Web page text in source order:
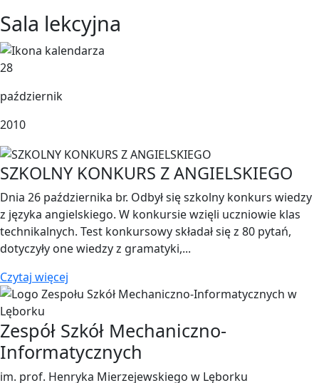
Sala lekcyjna
28
październik
2010
SZKOLNY KONKURS Z ANGIELSKIEGO
Dnia 26 października br. Odbył się szkolny konkurs wiedzy
z języka angielskiego. W konkursie wzięli uczniowie klas
technikalnych. Test konkursowy składał się z 80 pytań,
dotyczyły one wiedzy z gramatyki,...
Czytaj więcej
Zespół Szkół Mechaniczno-
Informatycznych
im. prof. Henryka Mierzejewskiego w Lęborku